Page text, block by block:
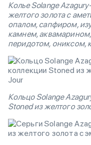
Колье Solange
желтого золота с
опалом, сапфиром,
камнем,
перидотом, ониксом,
Кольцо Solange
Stoned из желтого